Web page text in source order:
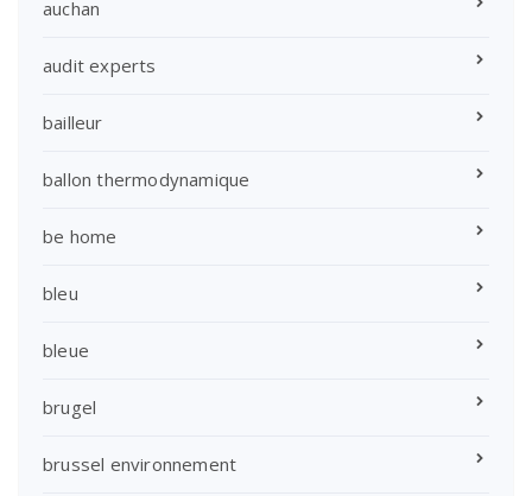
auchan
audit experts
bailleur
ballon thermodynamique
be home
bleu
bleue
brugel
brussel environnement